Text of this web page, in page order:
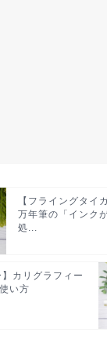
【フライングタイ
万年筆の「インク
処...
】カリグラフィー
い方